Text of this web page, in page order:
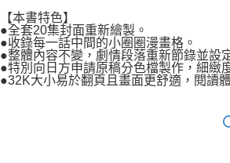
【本書特色】
●全套20集封面重新繪製。
●收錄每一話中間的小圈圈漫畫格。
●整體內容不變，劇情段落重新節錄並設
●特別向日方申請原稿分色檔製作，細緻
●32K大小易於翻頁且畫面更舒適，閱讀